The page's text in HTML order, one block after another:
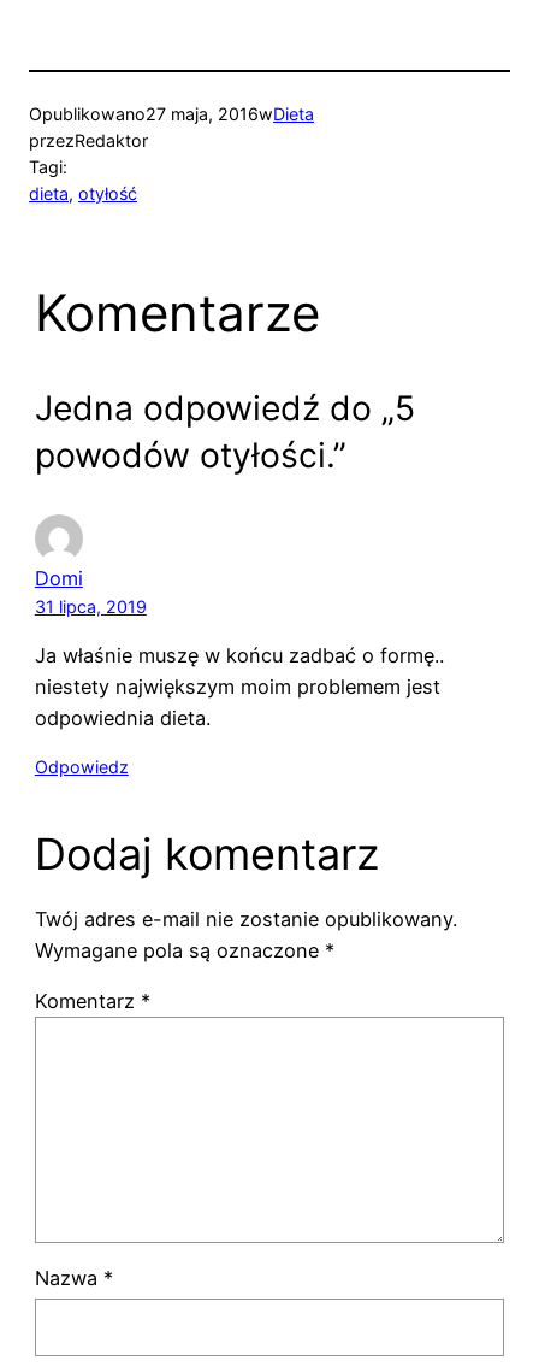
Opublikowano27 maja, 2016wDieta
przezRedaktor
Tagi:
dieta, otyłość
Komentarze
Jedna odpowiedź do „5
powodów otyłości.”
Domi
31 lipca, 2019
Ja właśnie muszę w końcu zadbać o formę..
niestety największym moim problemem jest
odpowiednia dieta.
Odpowiedz
Dodaj komentarz
Twój adres e-mail nie zostanie opublikowany.
Wymagane pola są oznaczone *
Komentarz *
Nazwa *